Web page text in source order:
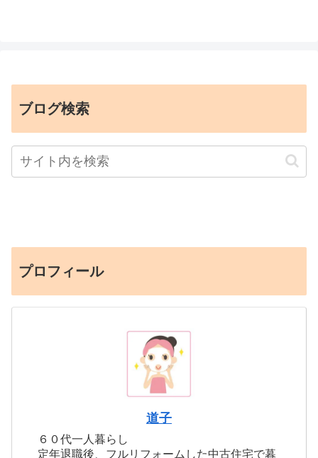
ブログ検索
プロフィール
道子
６０代一人暮らし
定年退職後、フルリフォームした中古住宅で暮